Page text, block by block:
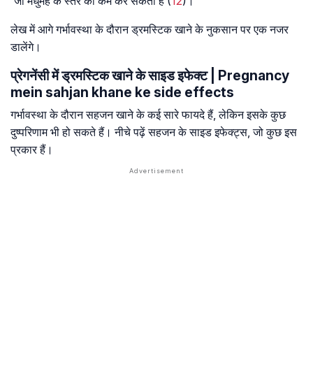
लेख में आगे गर्भावस्था के दौरान ड्रमस्टिक खाने के नुकसान पर एक नजर
डालेंगे।
प्रेगनेंसी में ड्रमस्टिक खाने के साइड इफेक्ट | Pregnancy
mein sahjan khane ke side effects
गर्भावस्था के दौरान सहजन खाने के कई सारे फायदे हैं, लेकिन इसके कुछ
दुष्परिणाम भी हो सकते हैं। नीचे पढ़ें सहजन के साइड इफेक्ट्स, जो कुछ इस
प्रकार हैं।